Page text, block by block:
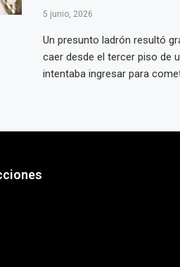
5 junio, 2026
Un presunto ladrón resultó
caer desde el tercer piso de
intentaba ingresar para